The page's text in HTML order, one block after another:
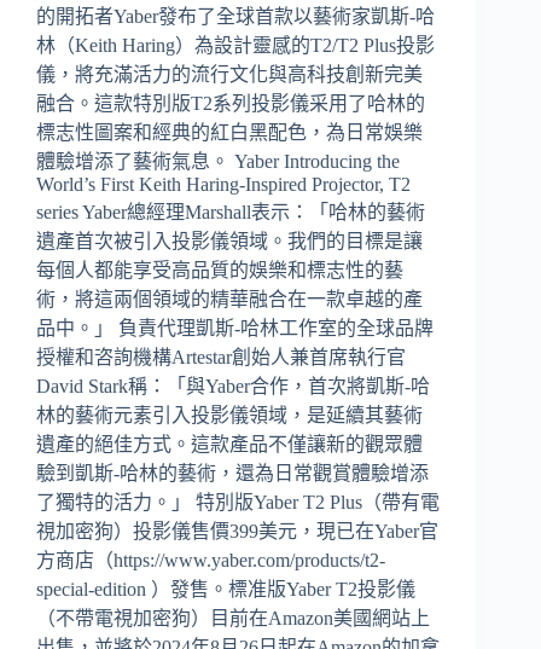
的開拓者Yaber發布了全球首款以藝術家凱斯-哈
林（Keith Haring）為設計靈感的T2/T2 Plus投影
儀，將充滿活力的流行文化與高科技創新完美
融合。這款特別版T2系列投影儀采用了哈林的
標志性圖案和經典的紅白黑配色，為日常娛樂
體驗增添了藝術氣息。 Yaber Introducing the
World’s First Keith Haring-Inspired Projector, T2
series Yaber總經理Marshall表示：「哈林的藝術
遺產首次被引入投影儀領域。我們的目標是讓
每個人都能享受高品質的娛樂和標志性的藝
術，將這兩個領域的精華融合在一款卓越的產
品中。」 負責代理凱斯-哈林工作室的全球品牌
授權和咨詢機構Artestar創始人兼首席執行官
David Stark稱：「與Yaber合作，首次將凱斯-哈
林的藝術元素引入投影儀領域，是延續其藝術
遺產的絕佳方式。這款產品不僅讓新的觀眾體
驗到凱斯-哈林的藝術，還為日常觀賞體驗增添
了獨特的活力。」 特別版Yaber T2 Plus（帶有電
視加密狗）投影儀售價399美元，現已在Yaber官
方商店（https://www.yaber.com/products/t2-
special-edition ）發售。標准版Yaber T2投影儀
（不帶電視加密狗）目前在Amazon美國網站上